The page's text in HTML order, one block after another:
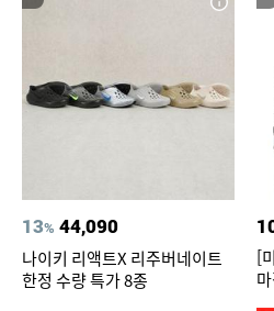
13% 44,090
나이키 리액트X 리주버네이트
한정 수량 특가 8종
[